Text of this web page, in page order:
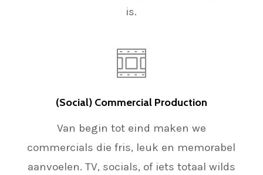
is.
(Social) Commercial Production
Van begin tot eind maken we
commercials die fris, leuk en memorabel
aanvoelen. TV, socials, of iets totaal wilds